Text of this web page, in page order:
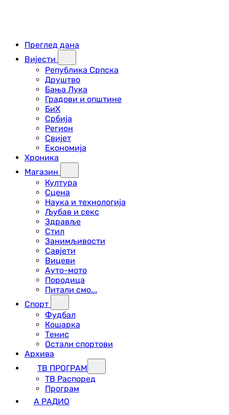
Преглед дана
Вијести
Република Српска
Друштво
Бања Лука
Градови и општине
БиХ
Србија
Регион
Свијет
Економија
Хроника
Магазин
Култура
Сцена
Наука и технологија
Љубав и секс
Здравље
Стил
Занимљивости
Савјети
Вицеви
Ауто-мото
Породица
Питали смо...
Спорт
Фудбал
Кошарка
Тенис
Остали спортови
Архива
ТВ ПРОГРАМ
ТВ Распоред
Програм
А РАДИО